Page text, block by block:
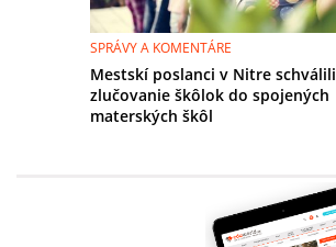
SPRÁVY A KOMENTÁRE
Mestskí poslanci v Nitre schválili
zlučovanie škôlok do spojených
materských škôl